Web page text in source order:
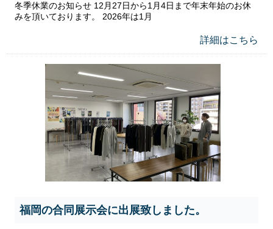
冬季休業のお知らせ 12月27日から1月4日まで年末年始のお休
みを頂いております。 2026年は1月
詳細はこちら
福岡の合同展示会に出展致しました。